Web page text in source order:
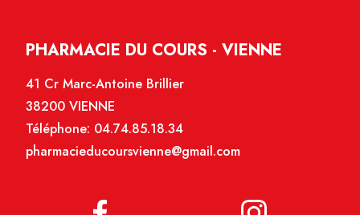
PHARMACIE DU COURS - VIENNE
41 Cr Marc-Antoine Brillier
38200 VIENNE
Téléphone: 04.74.85.18.34
pharmacieducoursvienne@gmail.com